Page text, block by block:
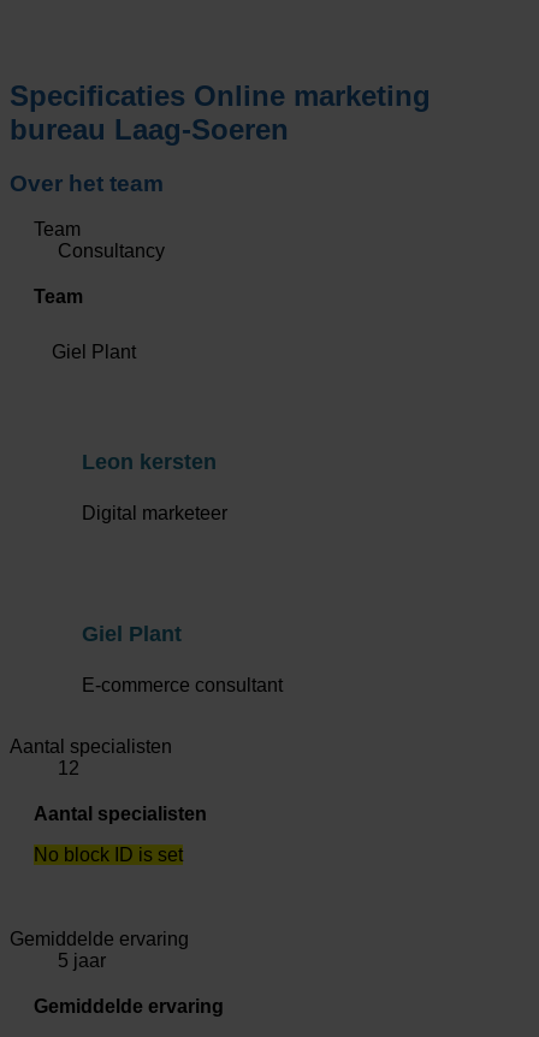
Specificaties Online marketing
bureau Laag-Soeren
Over het team
Team
Consultancy
Team
Giel Plant
Leon kersten
Digital marketeer
Giel Plant
E-commerce consultant
Aantal specialisten
12
Aantal specialisten
No block ID is set
Gemiddelde ervaring
5 jaar
Gemiddelde ervaring